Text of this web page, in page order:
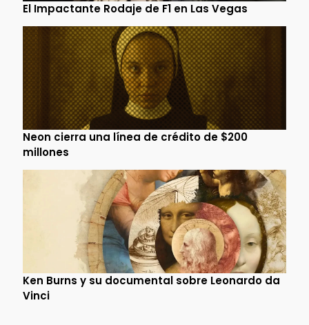
El Impactante Rodaje de F1 en Las Vegas
Neon cierra una línea de crédito de $200
millones
Ken Burns y su documental sobre Leonardo da
Vinci